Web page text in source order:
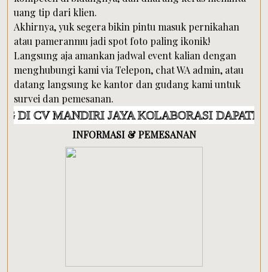
uang tip dari klien.
Akhirnya, yuk segera bikin pintu masuk pernikahan
atau pameranmu jadi spot foto paling ikonik!
Langsung aja amankan jadwal event kalian dengan
menghubungi kami via Telepon, chat WA admin, atau
datang langsung ke kantor dan gudang kami untuk
survei dan pemesanan.
JAYA KOLABORASI DAPATKAN
INFORMASI & PEMESANAN